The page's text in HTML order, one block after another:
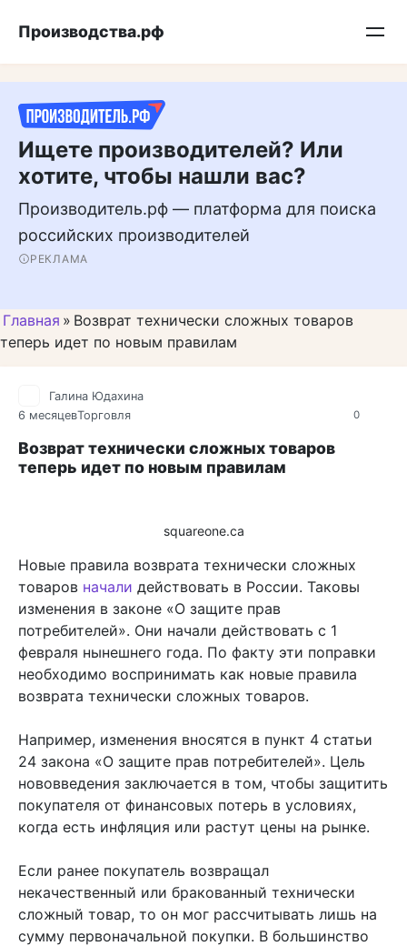
Подписывайтесь на нас в MAX
Производства.рф
Ищете производителей? Или
хотите, чтобы нашли вас?
Производитель.рф — платформа для поиска
российских производителей
РЕКЛАМА
Главная » Возврат технически сложных товаров
теперь идет по новым правилам
0
Галина Юдахина
6 месяцевТорговля
Возврат технически сложных товаров
теперь идет по новым правилам
squareone.ca
Новые правила возврата технически сложных
товаров начали действовать в России. Таковы
изменения в законе «О защите прав
потребителей». Они начали действовать с 1
февраля нынешнего года. По факту эти поправки
необходимо воспринимать как новые правила
возврата технически сложных товаров.
Например, изменения вносятся в пункт 4 статьи
24 закона «О защите прав потребителей». Цель
нововведения заключается в том, чтобы защитить
покупателя от финансовых потерь в условиях,
когда есть инфляция или растут цены на рынке.
Если ранее покупатель возвращал
некачественный или бракованный технически
сложный товар, то он мог рассчитывать лишь на
сумму первоначальной покупки. В большинство